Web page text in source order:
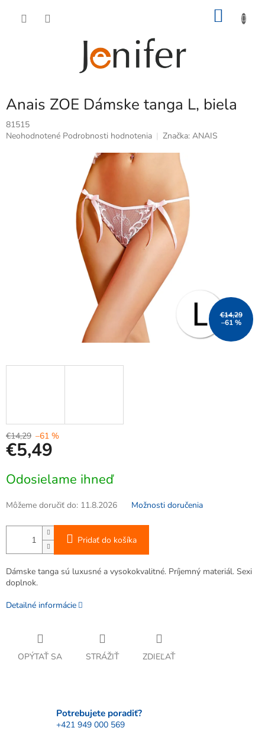
Anais ZOE Dámske tanga L, biela
81515
Priemerné
Neohodnotené Podrobnosti hodnotenia Značka: ANAIS
€14,29
–61 %
€14,29 –61 %
€5,49
cena:
Odosielame ihneď
Môžeme doručiť do: 11.8.2026 Možnosti doručenia
Pridať do košíka
Dámske tanga sú luxusné a vysokokvalitné. Príjemný materiál. Sexi
doplnok.
Detailné informácie
OPÝTAŤ SA STRÁŽIŤ ZDIEĽAŤ
Potrebujete poradiť?
+421 949 000 569